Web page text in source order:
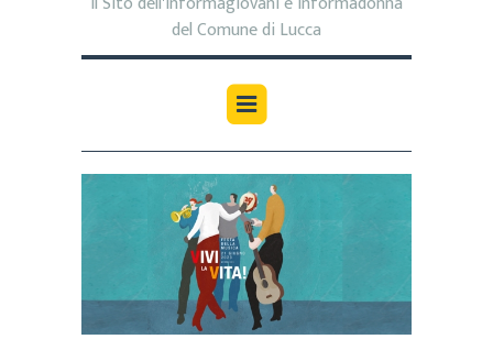
del Comune di Lucca